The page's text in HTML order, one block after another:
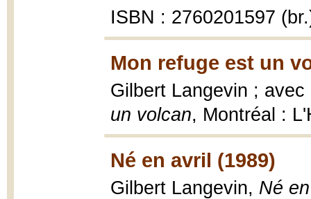
ISBN : 2760201597
Mon refuge est un
Gilbert Langevin ;
un volcan, Montréal :
Né en avril (1989)
Gilbert Langevin, Né